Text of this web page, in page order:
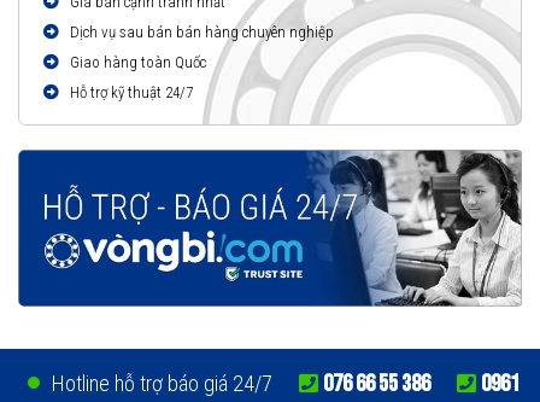
Dịch vụ sau bán bán hàng chuyên nghiệp
Giao hàng toàn Quốc
Hỗ trợ kỹ thuật 24/7
Hotline hỗ trợ báo giá 24/7 076 66 55 386
0961